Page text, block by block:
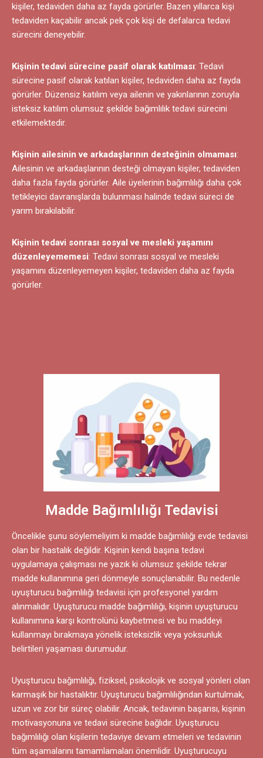
kişiler, tedaviden daha az fayda görürler. Bazen yıllarca kişi
tedaviden kaçabilir ancak pek çok kişi de defalarca tedavi
sürecini deneyebilir.
Kişinin tedavi sürecine pasif olarak katılması: Tedavi
sürecine pasif olarak katılan kişiler, tedaviden daha az fayda
görürler. Düzensiz katılım veya ailenin ve yakınlarının zoruyla
isteksiz katılım olumsuz şekilde bağımlılık tedavi sürecini
etkilemektedir.
Kişinin ailesinin ve arkadaşlarının desteğinin olmaması:
Ailesinin ve arkadaşlarının desteği olmayan kişiler, tedaviden
daha fazla fayda görürler. Aile üyelerinin bağımlılığı daha çok
tetikleyici davranışlarda bulunması halinde tedavi süreci de
yarım bırakılabilir.
Kişinin tedavi sonrası sosyal ve mesleki yaşamını
düzenleyememesi: Tedavi sonrası sosyal ve mesleki
yaşamını düzenleyemeyen kişiler, tedaviden daha az fayda
görürler.
Madde Bağımlılığı Tedavisi
Öncelikle şunu söylemeliyim ki madde bağımlılığı evde tedavisi
olan bir hastalık değildir. Kişinin kendi başına tedavi
uygulamaya çalışması ne yazık ki olumsuz şekilde tekrar
madde kullanımına geri dönmeyle sonuçlanabilir. Bu nedenle
uyuşturucu bağımlılığı tedavisi için profesyonel yardım
alınmalıdır. Uyuşturucu madde bağımlılığı, kişinin uyuşturucu
kullanımına karşı kontrolünü kaybetmesi ve bu maddeyi
kullanmayı bırakmaya yönelik isteksizlik veya yoksunluk
belirtileri yaşaması durumudur.
Uyuşturucu bağımlılığı, fiziksel, psikolojik ve sosyal yönleri olan
karmaşık bir hastalıktır. Uyuşturucu bağımlılığından kurtulmak,
uzun ve zor bir süreç olabilir. Ancak, tedavinin başarısı, kişinin
motivasyonuna ve tedavi sürecine bağlıdır. Uyuşturucu
bağımlılığı olan kişilerin tedaviye devam etmeleri ve tedavinin
tüm aşamalarını tamamlamaları önemlidir. Uyuşturucuyu